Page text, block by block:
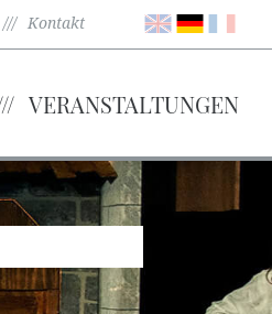
Kontakt
VERANSTALTUNGEN